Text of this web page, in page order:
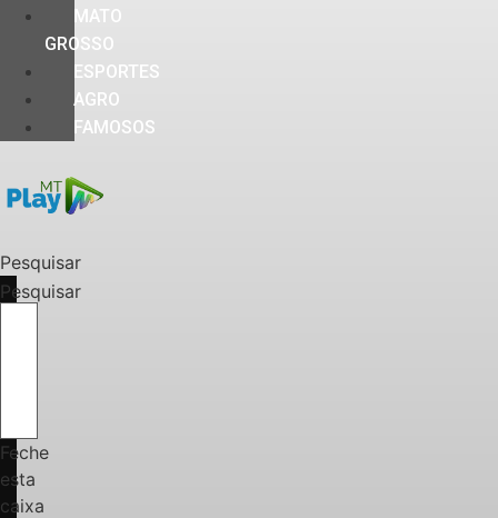
MATO
GROSSO
ESPORTES
AGRO
FAMOSOS
Pesquisar
Pesquisar
Feche
esta
caixa